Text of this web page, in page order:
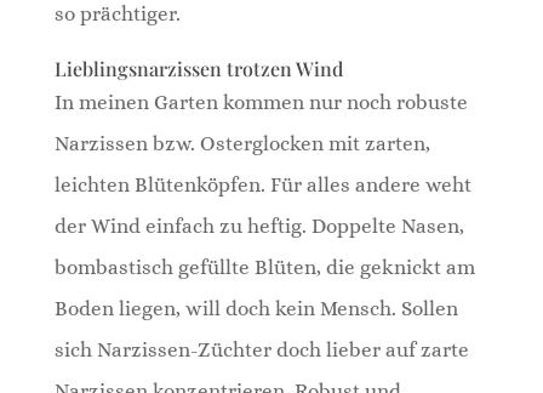
so prächtiger.
Lieblingsnarzissen trotzen Wind
In meinen Garten kommen nur noch robuste
Narzissen bzw. Osterglocken mit zarten,
leichten Blütenköpfen. Für alles andere weht
der Wind einfach zu heftig. Doppelte Nasen,
bombastisch gefüllte Blüten, die geknickt am
Boden liegen, will doch kein Mensch. Sollen
sich Narzissen-Züchter doch lieber auf zarte